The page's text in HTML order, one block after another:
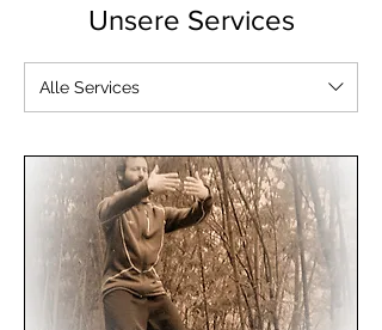
Unsere Services
Alle Services